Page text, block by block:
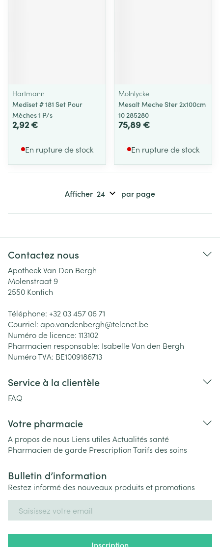
Hartmann
Mediset # 181 Set Pour
Mèches 1 P/s
2,92 €
En rupture de stock
Molnlycke
Mesalt Meche Ster 2x100cm
10 285280
75,89 €
En rupture de stock
Afficher par page
Contactez nous
Apotheek Van Den Bergh
Molenstraat 9
2550 Kontich
Téléphone: +32 03 457 06 71
Courriel: apo.vandenbergh@telenet.be
Numéro de licence: 113102
Pharmacien responsable: Isabelle Van den Bergh
Numéro TVA: BE1009186713
Service à la clientèle
FAQ
Votre pharmacie
A propos de nous Liens utiles Actualités santé
Pharmacien de garde PrescriptionTarifs des soins
Bulletin d’information
Restez informé des nouveaux produits et promotions
Inscription